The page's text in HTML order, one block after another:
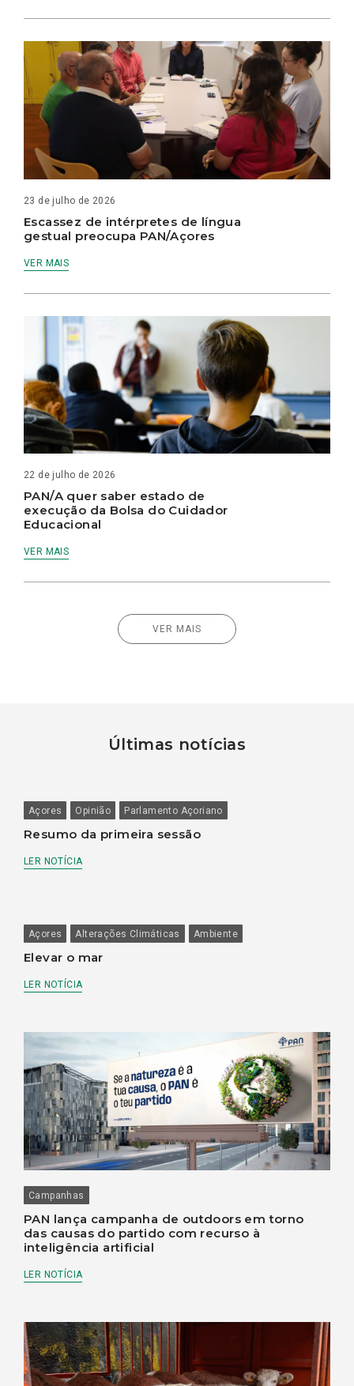
23 de julho de 2026
Escassez de intérpretes de língua
gestual preocupa PAN/Açores
VER MAIS
22 de julho de 2026
PAN/A quer saber estado de
execução da Bolsa do Cuidador
Educacional
VER MAIS
VER MAIS
Últimas notícias
Açores Opinião Parlamento Açoriano
Resumo da primeira sessão
LER NOTÍCIA
Açores Alterações Climáticas Ambiente
Elevar o mar
LER NOTÍCIA
Campanhas
PAN lança campanha de outdoors em torno
das causas do partido com recurso à
inteligência artificial
LER NOTÍCIA